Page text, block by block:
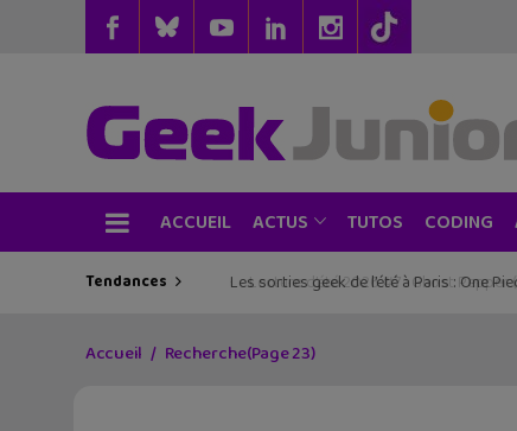
ACCUEIL ACTUS TUTOS CODING
Tendances Les sorties geek de l’été à Paris : One
Accueil Recherche(Page 23)